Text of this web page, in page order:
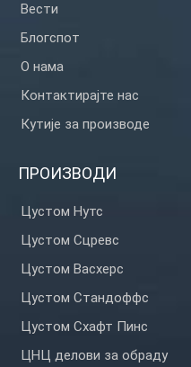
Вести
Блогспот
О нама
Контактирајте нас
Кутије за производе
ПРОИЗВОДИ
Цустом Нутс
Цустом Сцревс
Цустом Васхерс
Цустом Стандоффс
Цустом Схафт Пинс
ЦНЦ делови за обраду